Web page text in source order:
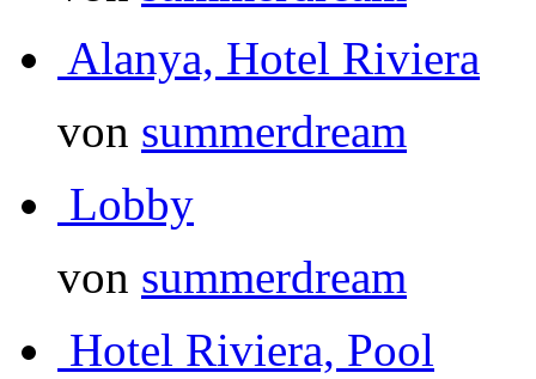
Alanya, Hotel Riviera
von summerdream
Lobby
von summerdream
Hotel Riviera, Pool